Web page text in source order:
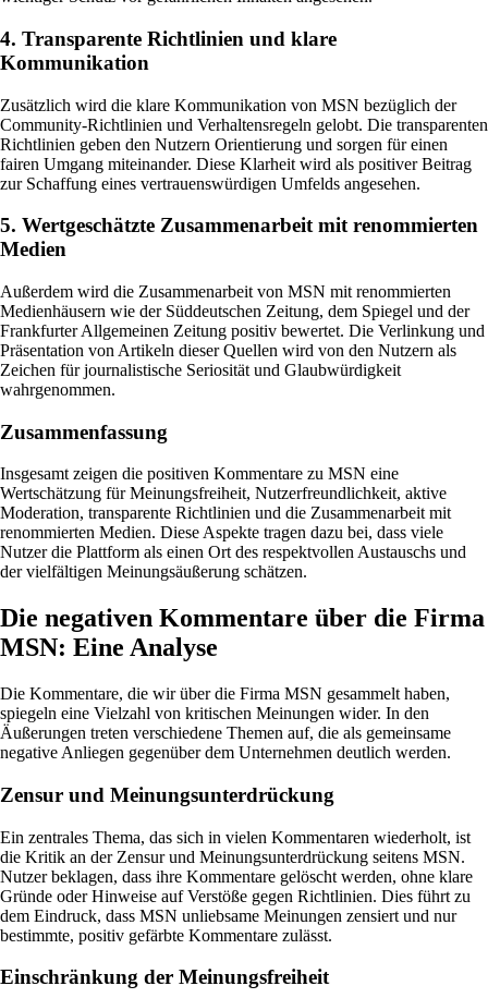
4. Transparente Richtlinien und klare
Kommunikation
Zusätzlich wird die klare Kommunikation von MSN bezüglich der
Community-Richtlinien und Verhaltensregeln gelobt. Die transparenten
Richtlinien geben den Nutzern Orientierung und sorgen für einen
fairen Umgang miteinander. Diese Klarheit wird als positiver Beitrag
zur Schaffung eines vertrauenswürdigen Umfelds angesehen.
5. Wertgeschätzte Zusammenarbeit mit renommierten
Medien
Außerdem wird die Zusammenarbeit von MSN mit renommierten
Medienhäusern wie der Süddeutschen Zeitung, dem Spiegel und der
Frankfurter Allgemeinen Zeitung positiv bewertet. Die Verlinkung und
Präsentation von Artikeln dieser Quellen wird von den Nutzern als
Zeichen für journalistische Seriosität und Glaubwürdigkeit
wahrgenommen.
Zusammenfassung
Insgesamt zeigen die positiven Kommentare zu MSN eine
Wertschätzung für Meinungsfreiheit, Nutzerfreundlichkeit, aktive
Moderation, transparente Richtlinien und die Zusammenarbeit mit
renommierten Medien. Diese Aspekte tragen dazu bei, dass viele
Nutzer die Plattform als einen Ort des respektvollen Austauschs und
der vielfältigen Meinungsäußerung schätzen.
Die negativen Kommentare über die Firma
MSN: Eine Analyse
Die Kommentare, die wir über die Firma MSN gesammelt haben,
spiegeln eine Vielzahl von kritischen Meinungen wider. In den
Äußerungen treten verschiedene Themen auf, die als gemeinsame
negative Anliegen gegenüber dem Unternehmen deutlich werden.
Zensur und Meinungsunterdrückung
Ein zentrales Thema, das sich in vielen Kommentaren wiederholt, ist
die Kritik an der Zensur und Meinungsunterdrückung seitens MSN.
Nutzer beklagen, dass ihre Kommentare gelöscht werden, ohne klare
Gründe oder Hinweise auf Verstöße gegen Richtlinien. Dies führt zu
dem Eindruck, dass MSN unliebsame Meinungen zensiert und nur
bestimmte, positiv gefärbte Kommentare zulässt.
Einschränkung der Meinungsfreiheit